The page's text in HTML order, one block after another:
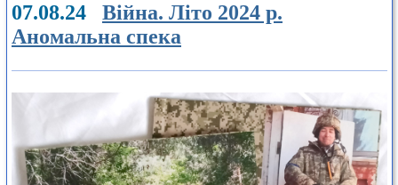
07.08.24 Війна. Літо 2024 р.
Аномальна спека